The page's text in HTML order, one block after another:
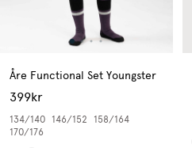
Åre Functional Set Youngster
399kr
134/140 146/152
158/164
170/176